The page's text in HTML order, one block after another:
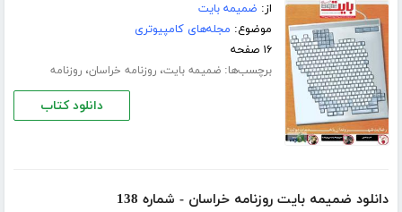
از: ضمیمه بایت
موضوع: مجله‌های کامپیوتری
۱۶ صفحه
برچسب‌ها:ضمیمه بایت،روزنامه خراسان،روزنامه
دانلود کتاب
دانلود ضمیمه بایت روزنامه خراسان - شماره 138